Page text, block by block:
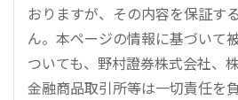
おりますが、その内容を保証す
ん。本ページの情報に基づいて
ついても、野村證券株式会社、
金融商品取引所等は一切責任を